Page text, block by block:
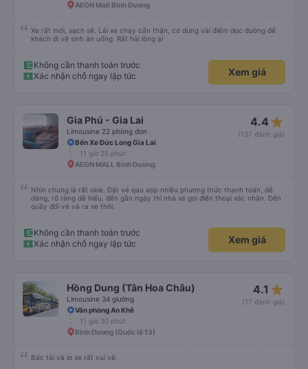
AEON Mall Bình Dương
Xe rất mới, sạch sẽ. Lái xe chạy cẩn thận, có dừng vài điểm dọc đường để
khách đi vệ sinh ăn uống. Rất hài lòng ạ!
Không cần thanh toán trước
Xác nhận chỗ ngay lập tức
Xem giá
Gia Phú - Gia Lai
Limousine 22 phòng đơn
4.4 star_rate
(137 đánh giá)
Bến Xe Đức Long Gia Lai
11 giờ 25 phút
AEON MALL Bình Dương.
Nhìn chung là rất okie. Đặt vé qau app nhiều phương thức thanh toán, dễ
dàng, rõ ràng dễ hiểu. đến gần ngày thì nhà xe gọi điện thoại xác nhận. Đến
quầy đổi vé và ra xe thôi.
Không cần thanh toán trước
Xác nhận chỗ ngay lập tức
Xem giá
Hồng Dung (Tân Hoa Châu)
Limousine 34 giường
4.1 star_rate
(17 đánh giá)
Văn phòng An Khê
11 giờ 30 phút
Bình Dương (Quốc lộ 13)
Bác tài và lơ xe rất vui vẻ.